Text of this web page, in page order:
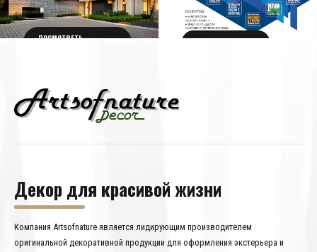
ПОСМОТРЕТЬ ПОЛУЧИТЬ БИЛЕТ
Декор для красивой жизни
Компания Artsofnature является лидирующим производителем
оригинальной декоративной продукции для оформления экстерьера и